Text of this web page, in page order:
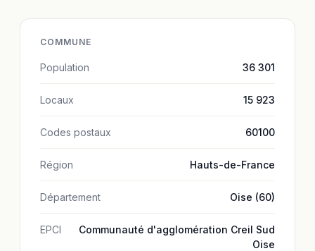
COMMUNE
Population 36 301
Locaux 15 923
Codes postaux 60100
Région Hauts-de-France
Département Oise (60)
EPCI
Communauté d'agglomération Creil Sud
Oise